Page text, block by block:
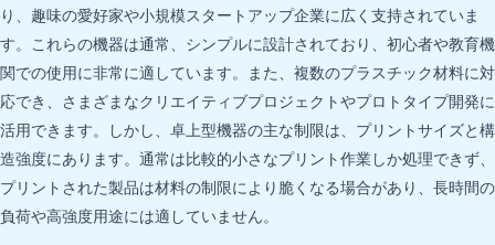
り、趣味の愛好家や小規模スタートアップ企業に広く支持されていま
す。これらの機器は通常、シンプルに設計されており、初心者や教育機
関での使用に非常に適しています。また、複数のプラスチック材料に対
応でき、さまざまなクリエイティブプロジェクトやプロトタイプ開発に
活用できます。しかし、卓上型機器の主な制限は、プリントサイズと構
造強度にあります。通常は比較的小さなプリント作業しか処理できず、
プリントされた製品は材料の制限により脆くなる場合があり、長時間の
負荷や高強度用途には適していません。